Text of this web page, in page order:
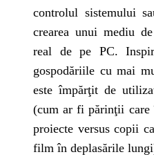
controlul sistemului
crearea unui mediu
real de pe PC.
gospodăriile cu mai
este împărţit de
(cum ar fi părinţii care
proiecte versus copii
film în deplasările